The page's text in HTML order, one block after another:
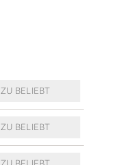
ZU BELIEBT
ZU BELIEBT